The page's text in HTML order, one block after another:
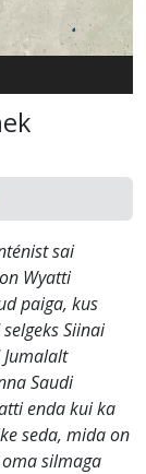
sai
Wyatti
paiga, kus
Siinai
Saudi
enda kui ka
seda, mida on
silmaga